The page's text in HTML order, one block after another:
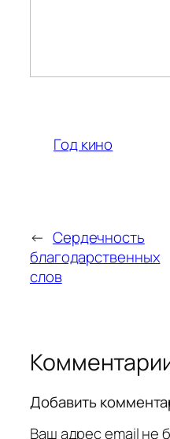
Год кино
← Сердечность
благодарственных
слов
Добавить
Ваш адрес email не